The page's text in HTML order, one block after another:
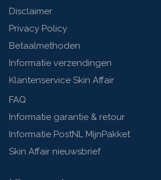
Disclaimer
Privacy Policy
Betaalmethoden
Informatie verzendingen
Klantenservice Skin Affair
FAQ
Informatie garantie & retour
Informatie PostNL MijnPakket
Skin Affair nieuwsbrief